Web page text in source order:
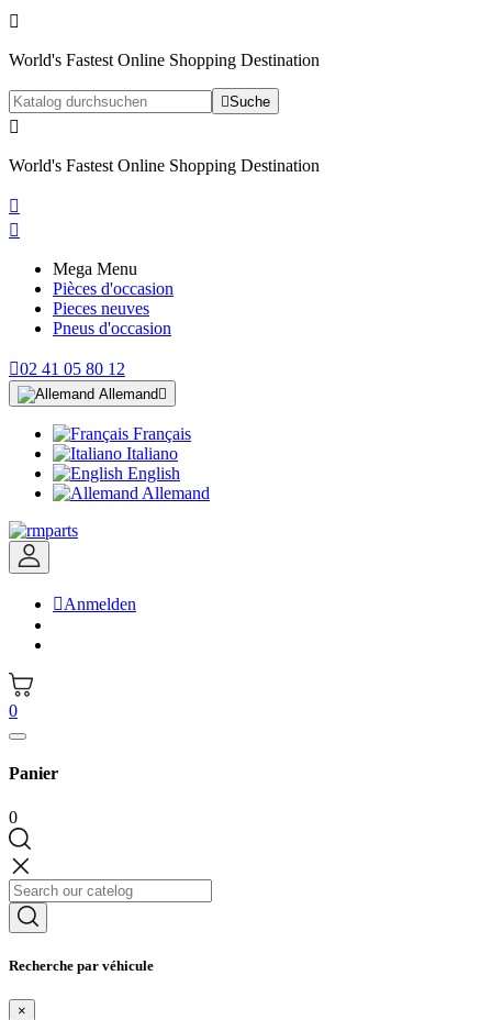

World's Fastest Online Shopping Destination
Suche

World's Fastest Online Shopping Destination


Mega Menu
Pièces d'occasion
Pieces neuves
Pneus d'occasion
02 41 05 80 12
Allemand 
Français
Italiano
English
Allemand
Anmelden
0
Panier
0
Recherche par véhicule
×